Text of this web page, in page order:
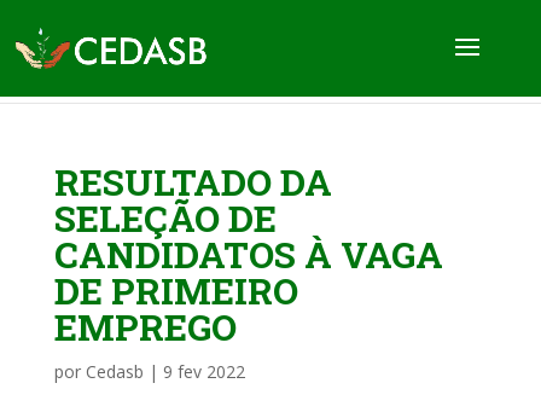
RESULTADO DA
SELEÇÃO DE
CANDIDATOS À VAGA
DE PRIMEIRO
EMPREGO
por Cedasb | 9 fev 2022